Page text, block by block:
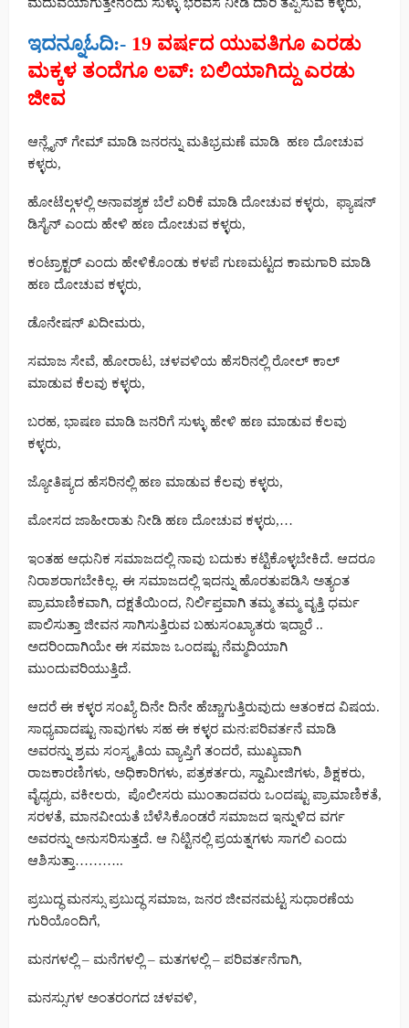
ಇದನ್ನೂಓದಿ:- 19 ವರ್ಷದ ಯುವತಿಗೂ ಎರಡು
ಮಕ್ಕಳ ತಂದೆಗೂ ಲವ್​: ಬಲಿಯಾಗಿದ್ದು ಎರಡು
ಜೀವ
ಆನ್ಲೈನ್ ಗೇಮ್ ಮಾಡಿ ಜನರನ್ನು ಮತಿಭ್ರಮಣೆ ಮಾಡಿ ಹಣ ದೋಚುವ
ಕಳ್ಳರು,
ಹೋಟೆಲ್ಗಳಲ್ಲಿ ಅನಾವಶ್ಯಕ ಬೆಲೆ ಏರಿಕೆ ಮಾಡಿ ದೋಚುವ ಕಳ್ಳರು, ಫ್ಯಾಷನ್
ಡಿಸೈನ್ ಎಂದು ಹೇಳಿ ಹಣ ದೋಚುವ ಕಳ್ಳರು,
ಕಂಟ್ರಾಕ್ಟರ್ ಎಂದು ಹೇಳಿಕೊಂಡು ಕಳಪೆ ಗುಣಮಟ್ಟದ ಕಾಮಗಾರಿ ಮಾಡಿ
ಹಣ ದೋಚುವ ಕಳ್ಳರು,
ಡೊನೇಷನ್ ಖದೀಮರು,
ಸಮಾಜ ಸೇವೆ, ಹೋರಾಟ, ಚಳವಳಿಯ ಹೆಸರಿನಲ್ಲಿ ರೋಲ್ ಕಾಲ್
ಮಾಡುವ ಕೆಲವು ಕಳ್ಳರು,
ಬರಹ, ಭಾಷಣ ಮಾಡಿ ಜನರಿಗೆ ಸುಳ್ಳು ಹೇಳಿ ಹಣ ಮಾಡುವ ಕೆಲವು
ಕಳ್ಳರು,
ಜ್ಯೋತಿಷ್ಯದ ಹೆಸರಿನಲ್ಲಿ ಹಣ ಮಾಡುವ ಕೆಲವು ಕಳ್ಳರು,
ಮೋಸದ ಜಾಹೀರಾತು ನೀಡಿ ಹಣ ದೋಚುವ ಕಳ್ಳರು,…
ಇಂತಹ ಆಧುನಿಕ ಸಮಾಜದಲ್ಲಿ ನಾವು ಬದುಕು ಕಟ್ಟಿಕೊಳ್ಳಬೇಕಿದೆ. ಆದರೂ
ನಿರಾಶರಾಗಬೇಕಿಲ್ಲ. ಈ ಸಮಾಜದಲ್ಲಿ ಇದನ್ನು ಹೊರತುಪಡಿಸಿ ಅತ್ಯಂತ
ಪ್ರಾಮಾಣಿಕವಾಗಿ, ದಕ್ಷತೆಯಿಂದ, ನಿರ್ಲಿಪ್ತವಾಗಿ ತಮ್ಮ ತಮ್ಮ ವೃತ್ತಿ ಧರ್ಮ
ಪಾಲಿಸುತ್ತಾ ಜೀವನ ಸಾಗಿಸುತ್ತಿರುವ ಬಹುಸಂಖ್ಯಾತರು ಇದ್ದಾರೆ ..
ಅದರಿಂದಾಗಿಯೇ ಈ ಸಮಾಜ ಒಂದಷ್ಟು ನೆಮ್ಮದಿಯಾಗಿ
ಮುಂದುವರಿಯುತ್ತಿದೆ.
ಆದರೆ ಈ ಕಳ್ಳರ ಸಂಖ್ಯೆ ದಿನೇ ದಿನೇ ಹೆಚ್ಚಾಗುತ್ತಿರುವುದು ಆತಂಕದ ವಿಷಯ.
ಸಾಧ್ಯವಾದಷ್ಟು ನಾವುಗಳು ಸಹ ಈ ಕಳ್ಳರ ಮನ:ಪರಿವರ್ತನೆ ಮಾಡಿ
ಅವರನ್ನು ಶ್ರಮ ಸಂಸ್ಕೃತಿಯ ವ್ಯಾಪ್ತಿಗೆ ತಂದರೆ, ಮುಖ್ಯವಾಗಿ
ರಾಜಕಾರಣಿಗಳು, ಅಧಿಕಾರಿಗಳು, ಪತ್ರಕರ್ತರು, ಸ್ವಾಮೀಜಿಗಳು, ಶಿಕ್ಷಕರು,
ವೈಧ್ಯರು, ವಕೀಲರು, ಪೊಲೀಸರು ಮುಂತಾದವರು ಒಂದಷ್ಟು ಪ್ರಾಮಾಣಿಕತೆ,
ಸರಳತೆ, ಮಾನವೀಯತೆ ಬೆಳೆಸಿಕೊಂಡರೆ ಸಮಾಜದ ಇನ್ನುಳಿದ ವರ್ಗ
ಅವರನ್ನು ಅನುಸರಿಸುತ್ತದೆ. ಆ ನಿಟ್ಟಿನಲ್ಲಿ ಪ್ರಯತ್ನಗಳು ಸಾಗಲಿ ಎಂದು
ಆಶಿಸುತ್ತಾ………..
ಪ್ರಬುದ್ಧ ಮನಸ್ಸು ಪ್ರಬುದ್ಧ ಸಮಾಜ, ಜನರ ಜೀವನಮಟ್ಟ ಸುಧಾರಣೆಯ
ಗುರಿಯೊಂದಿಗೆ,
ಮನಗಳಲ್ಲಿ – ಮನೆಗಳಲ್ಲಿ – ಮತಗಳಲ್ಲಿ – ಪರಿವರ್ತನೆಗಾಗಿ,
ಮನಸ್ಸುಗಳ ಅಂತರಂಗದ ಚಳವಳಿ,